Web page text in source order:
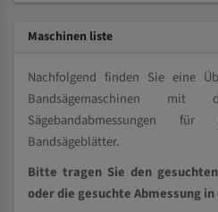
Maschinen liste
Nachfolgend finden Sie eine
Bandsägemaschinen
Sägebandabmessungen
Bandsägeblätter.
Bitte tragen Sie den
oder die gesuchte Abmessung